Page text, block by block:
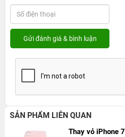
SẢN PHẨM LIÊN QUAN
Thay vỏ iPhone 7